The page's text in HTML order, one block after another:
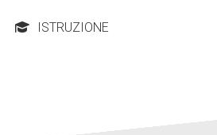
ISTRUZIONE